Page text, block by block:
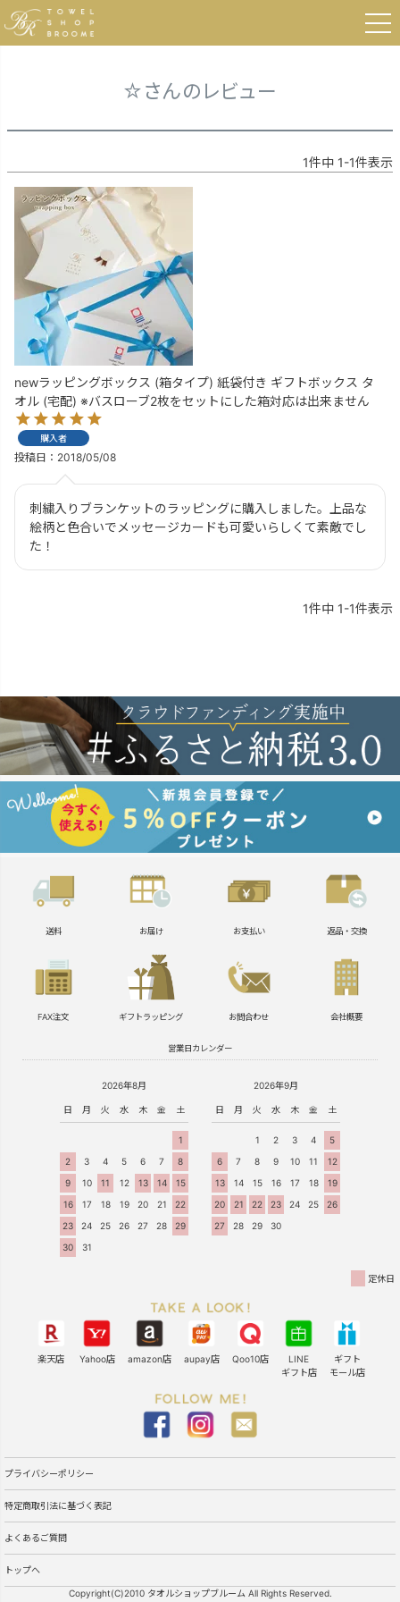
HOME ☆さんのレビュー
☆さんのレビュー
1件中 1-1件表示
newラッピングボックス (箱タイプ) 紙袋付き ギフトボックス タ
オル (宅配) ※バスローブ2枚をセットにした箱対応は出来ません
購入者
投稿日 2018/05/08
刺繍入りブランケットのラッピングに購入しました。上品な
絵柄と色合いでメッセージカードも可愛いらしくて素敵でし
た！
1件中 1-1件表示
送料 お届け お支払い 返品・交換
FAX注文 ギフトラッピング お問合わせ 会社概要
営業日カレンダー
2026年8月
日 月 火 水 木 金 土
1
2
3 4 5 6 7
8
9
10 11 12 13 14
15
16
17 18 19 20 21
22
23
24 25 26 27 28
29
30
31
2026年9月
日 月 火 水 木 金 土
1 2 3 4
5
6
7 8 9 10 11
12
13
14 15 16 17 18
19
20
21 22 23 24 25
26
27
28 29 30
定休日
楽天店 Yahoo店 amazon店 aupay店 Qoo10店
LINE
ギフト店
ギフト
モール店
プライバシーポリシー
特定商取引法に基づく表記
よくあるご質問
トップへ
Copyright(C)2010 タオルショップブルーム All Rights Reserved.